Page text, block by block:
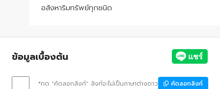
อสังหาริมทรัพย์ทุกชนิด
ข้อมูลเบื้องต้น
*กด "คัดลอกลิงก์" ลิงก์จะไม่เป็นภาษาต่างดาว คัดลอกลิงก์